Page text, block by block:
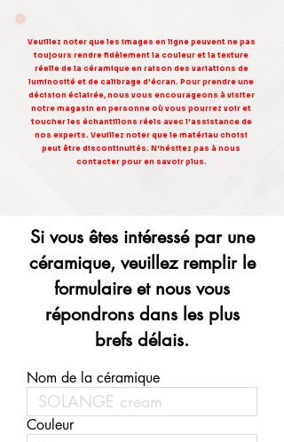
Veuillez noter que les images en ligne peuvent ne pas
toujours rendre fidèlement la couleur et la texture
réelle de la céramique en raison des variations de
luminosité et de calibrage d'écran. Pour prendre une
décision éclairée, nous vous encourageons à visiter
notre magasin en personne où vous pourrez voir et
toucher les échantillons réels avec l'assistance de
nos experts. Veuillez noter que le matériau choisi
peut être discontinuités. N'hésitez pas à nous
contacter pour en savoir plus.
Si vous êtes intéressé par une
céramique, veuillez remplir le
formulaire et nous vous
répondrons dans les plus
brefs délais.
Nom de la céramique
Couleur